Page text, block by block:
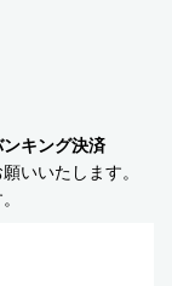
キング決済
いいたします。